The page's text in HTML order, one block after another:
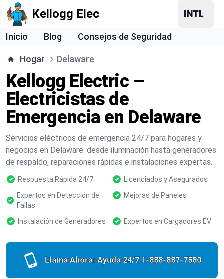
Kellogg Elec
Inicio Blog Consejos de Seguridad
Hogar Delaware
Kellogg Electric –
Electricistas de
Emergencia en Delaware
Servicios eléctricos de emergencia 24/7 para hogares y
negocios en Delaware: desde iluminación hasta generadores
de respaldo, reparaciones rápidas e instalaciones expertas.
Respuesta Rápida 24/7
Licenciados y Asegurados
Expertos en Detección de
Fallas
Mejoras de Paneles
Instalación de Generadores Expertos en Cargadores EV
Llama Ahora: Ayuda 24/7 1-888-887-7580